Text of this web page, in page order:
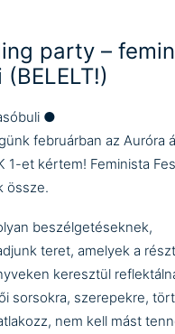
party –
●
februárban az Auróra
1-et kértem! Feminista
össze.
beszélgetéseknek,
teret, amelyek a
keresztül
sorsokra, szerepekre,
nem kell mást